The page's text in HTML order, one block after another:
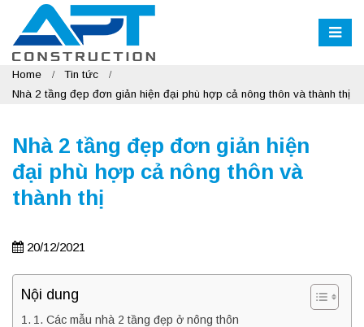
Home
Tin tức
Nhà 2 tầng đẹp đơn giản hiện đại phù hợp cả nông thôn và thành thị
Nhà 2 tầng đẹp đơn giản hiện
đại phù hợp cả nông thôn và
thành thị
20/12/2021
Nội dung
1. Các mẫu nhà 2 tầng đẹp ở nông thôn